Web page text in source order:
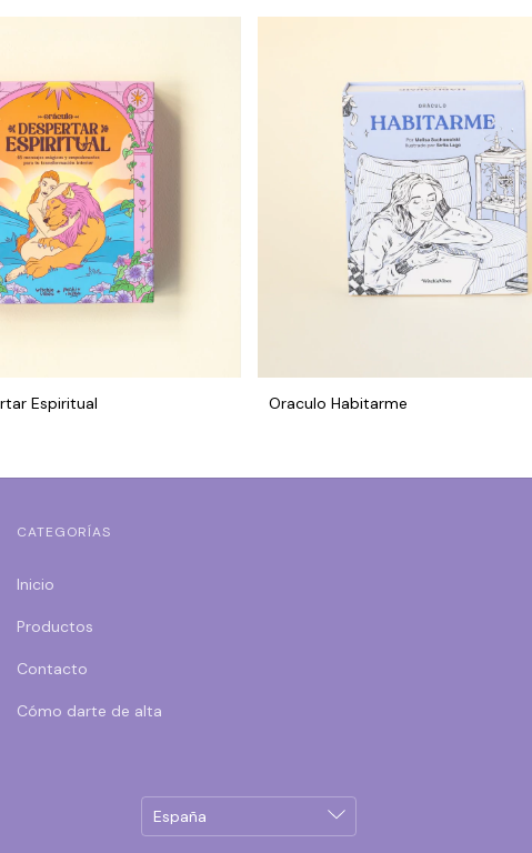
Espiritual Oraculo Habitarme
CATEGORÍAS
Inicio
Productos
Contacto
Cómo darte de alta